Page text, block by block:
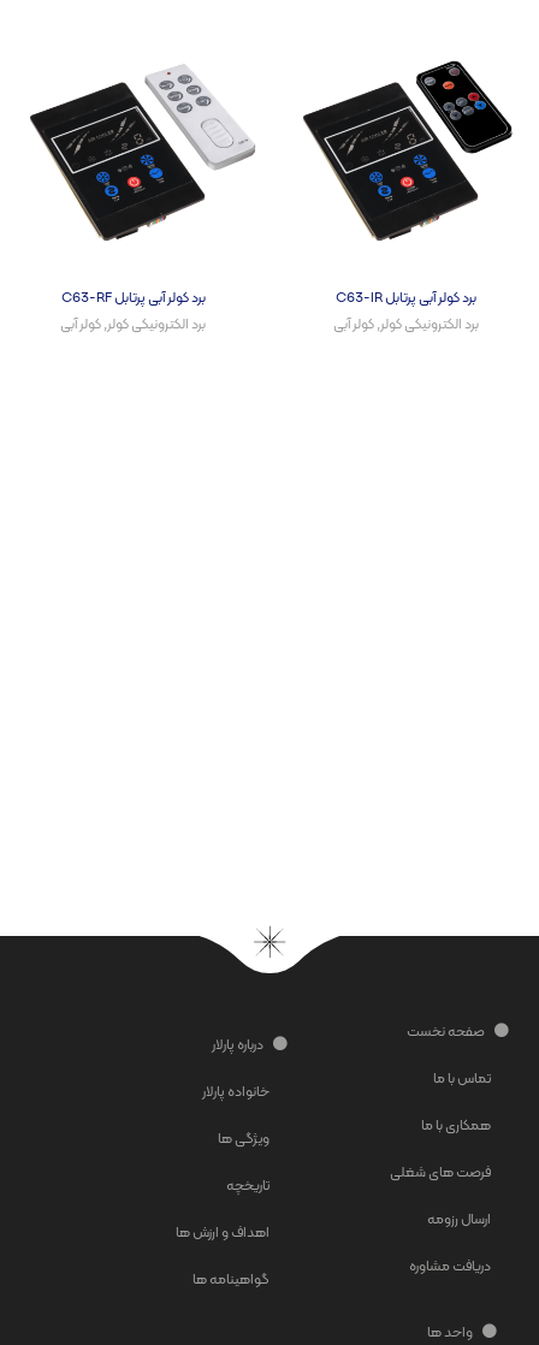
برد کولر آبی پرتابل C63-IR
برد الکترونیکی کولر,کولر آبی
برد کولر آبی پرتابل C63-RF
برد الکترونیکی کولر,کولر آبی
صفحه نخست
تماس با ما
همکاری با ما
فرصت های شغلی
ارسال رزومه
دریافت مشاوره
درباره پارلار
خانواده پارلار
ویژگی ها
تاریخچه
اهداف و ارزش ها
گواهینامه ها
واحد ها